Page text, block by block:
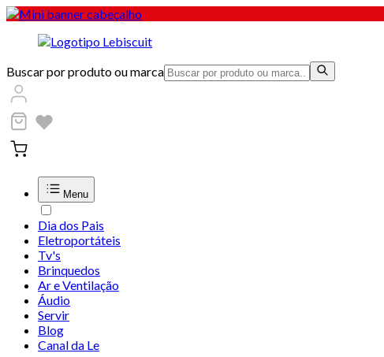
Buscar por produto ou marca
Menu
Dia dos Pais
Eletroportáteis
Tv's
Brinquedos
Ar e Ventilação
Áudio
Servir
Blog
Canal da Le